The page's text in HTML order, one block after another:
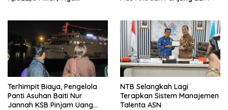
Terhimpit Biaya, Pengelola
Panti Asuhan Baiti Nur
Jannah KSB Pinjam Uang
NTB Selangkah Lagi
Terapkan Sistem Manajemen
Talenta ASN